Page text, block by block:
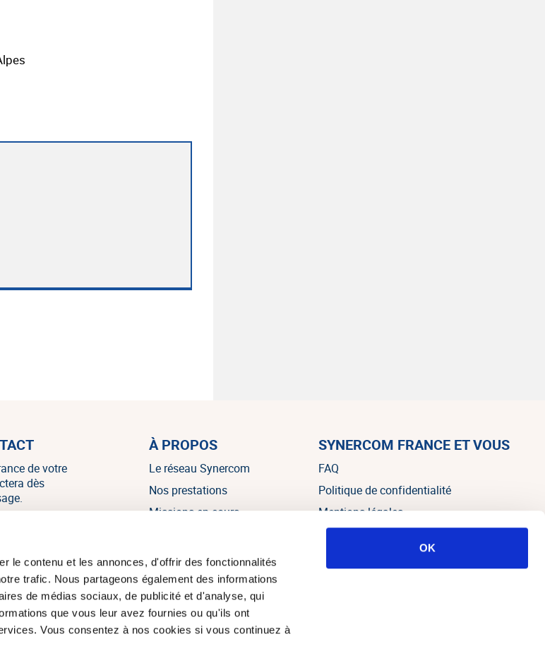
le contenu et les annonces, d'offrir des fonctionnalités
trafic. Nous partageons également des informations
de médias sociaux, de publicité et d'analyse, qui
que vous leur avez fournies ou qu'ils ont
Vous consentez à nos cookies si vous continuez à
OK
de votre
dès
À PROPOS
Le réseau Synercom
Nos prestations
Missions en cours
Nos témoignages
Nos actualités
SYNERCOM FRANCE ET VOUS
FAQ
Politique de confidentialité
Mentions légales